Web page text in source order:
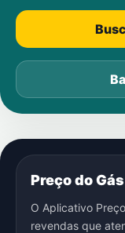
Preço do Gás
O Aplicativo
revendas que